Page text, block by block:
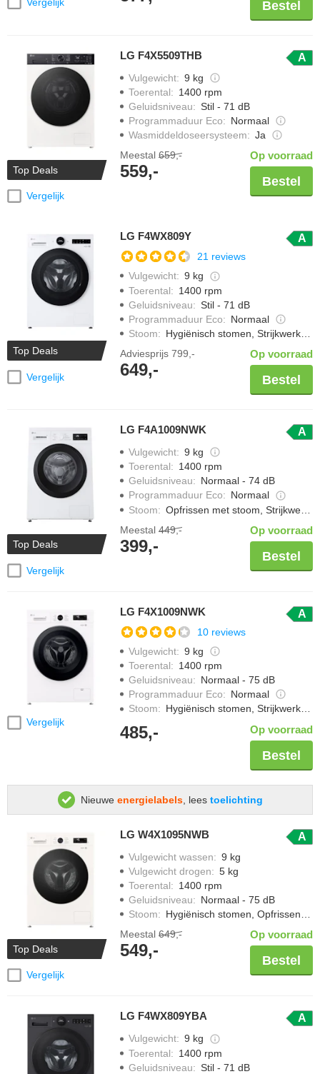
Bestel
Top Deals
Vergelijk
LG F4X5509THB A
Vulgewicht: 9 kg
Toerental: 1400 rpm
Geluidsniveau: Stil - 71 dB
Programmaduur Eco: Normaal
Wasmiddeldoseersysteem: Ja
Meestal 659,-
559,-
Op voorraad
Bestel
Top Deals
Vergelijk
LG F4WX809Y A
21 reviews
Vulgewicht: 9 kg
Toerental: 1400 rpm
Geluidsniveau: Stil - 71 dB
Programmaduur Eco: Normaal
Stoom: Hygiënisch stomen, Strijkwerk verminderen
Adviesprijs 799,-
649,-
Op voorraad
Bestel
Top Deals
Vergelijk
LG F4A1009NWK A
Vulgewicht: 9 kg
Toerental: 1400 rpm
Geluidsniveau: Normaal - 74 dB
Programmaduur Eco: Normaal
Stoom: Opfrissen met stoom, Strijkwerk verminderen
Meestal 449,-
399,-
Op voorraad
Bestel
Vergelijk
LG F4X1009NWK A
10 reviews
Vulgewicht: 9 kg
Toerental: 1400 rpm
Geluidsniveau: Normaal - 75 dB
Programmaduur Eco: Normaal
Stoom: Hygiënisch stomen, Strijkwerk verminderen
485,- Op voorraad
Bestel
Nieuwe energielabels, lees toelichting
Top Deals
Vergelijk
LG W4X1095NWB A
Vulgewicht wassen: 9 kg
Vulgewicht drogen: 5 kg
Toerental: 1400 rpm
Geluidsniveau: Normaal - 75 dB
Stoom: Hygiënisch stomen, Opfrissen met stoom, Strijkwerk verminderen, Vlekken verwijderen met stoom
Meestal 649,-
549,-
Op voorraad
Bestel
LG F4WX809YBA A
Vulgewicht: 9 kg
Toerental: 1400 rpm
Geluidsniveau: Stil - 71 dB